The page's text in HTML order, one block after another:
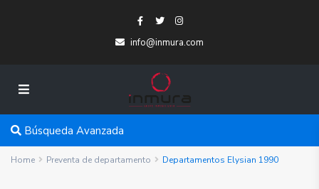
info@inmura.com
Búsqueda Avanzada
Home Preventa de departamento Departamentos Elysian 1990